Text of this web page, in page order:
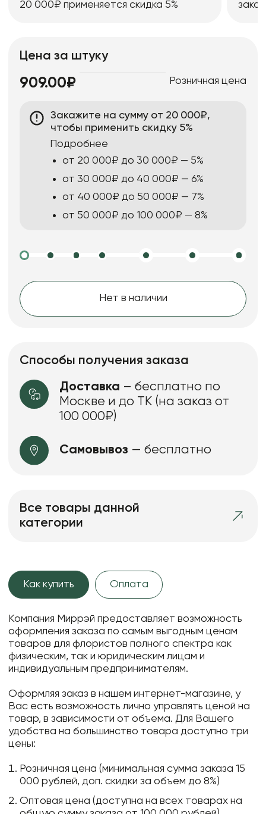
20 000₽ применяется скидка 5%
Цена за штуку
909.00₽ Розничная цена
Закажите на сумму от 20 000₽,
чтобы применить скидку 5%
Подробнее
от 20 000₽ до 30 000₽ — 5%
от 30 000₽ до 40 000₽ — 6%
от 40 000₽ до 50 000₽ — 7%
от 50 000₽ до 100 000₽ — 8%
Нет в наличии
Способы получения заказа
Доставка – бесплатно по
Москве и до ТК (на заказ от
100 000₽)
Самовывоз — бесплатно
Все товары данной
категории
Как купить Оплата
Компания Миррэй предоставляет возможность
оформления заказа по самым выгодным ценам
товаров для флористов полного спектра как
физическим, так и юридическим лицам и
индивидуальным предпринимателям.
Оформляя заказ в нашем интернет-магазине, у
Вас есть возможность лично управлять ценой на
товар, в зависимости от объема. Для Вашего
удобства на большинство товара доступно три
цены:
Розничная цена (минимальная сумма заказа 15
000 рублей, доп. скидки за объем до 8%)
Оптовая цена (доступна на всех товарах на